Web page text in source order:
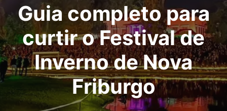
Guia completo para
curtir o Festival de
Inverno de Nova
Friburgo